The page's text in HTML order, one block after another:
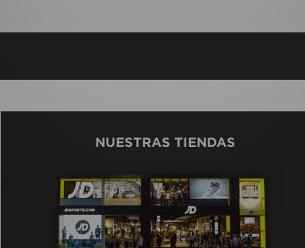
NUESTRAS TIENDAS